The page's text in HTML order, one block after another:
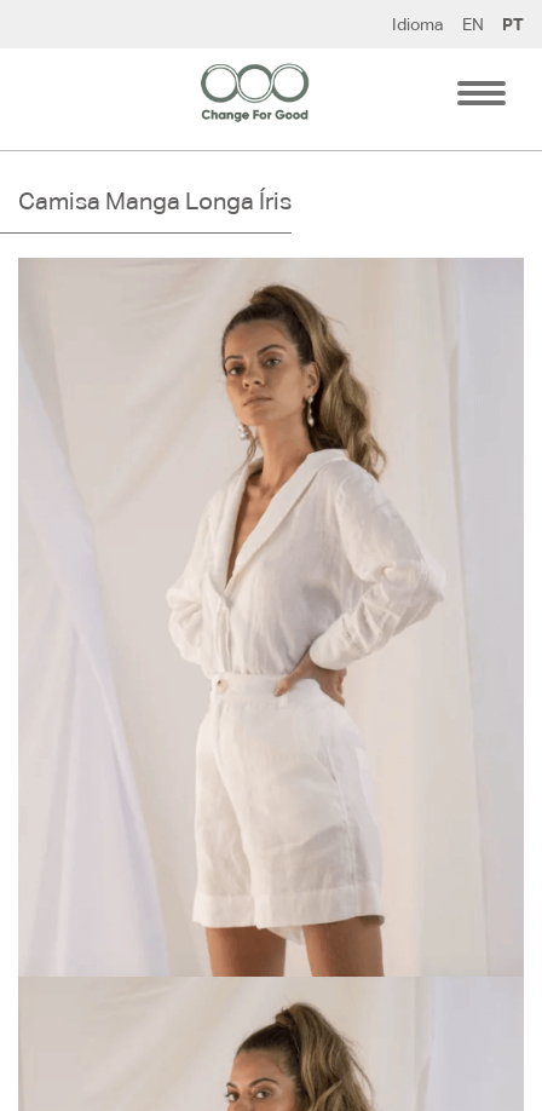
Idioma EN PT
Camisa Manga Longa Íris